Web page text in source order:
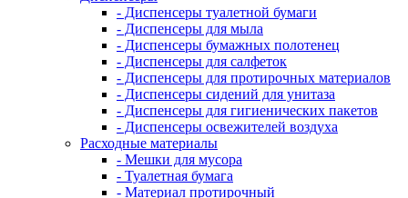
- Диспенсеры туалетной бумаги
- Диспенсеры для мыла
- Диспенсеры бумажных полотенец
- Диспенсеры для салфеток
- Диспенсеры для протирочных материалов
- Диспенсеры сидений для унитаза
- Диспенсеры для гигиенических пакетов
- Диспенсеры освежителей воздуха
Расходные материалы
- Мешки для мусора
- Туалетная бумага
- Материал протирочный